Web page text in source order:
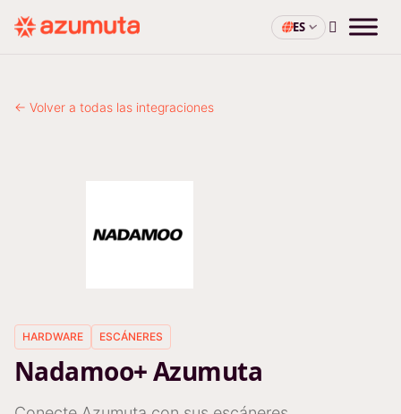
ES
← Volver a todas las integraciones
HARDWARE ESCÁNERES
Nadamoo+ Azumuta